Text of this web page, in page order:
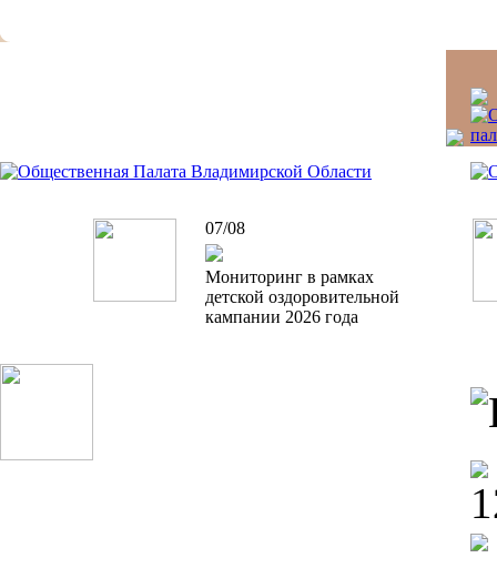
07/08
Мониторинг в рамках
детской оздоровительной
кампании 2026 года